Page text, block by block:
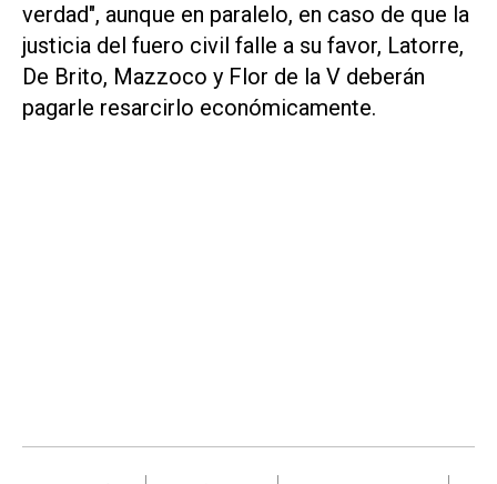
verdad", aunque en paralelo, en caso de que la
justicia del fuero civil falle a su favor, Latorre,
De Brito, Mazzoco y Flor de la V deberán
pagarle resarcirlo económicamente.